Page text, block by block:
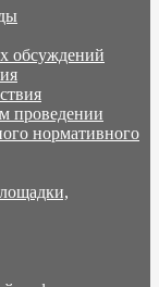
обсуждений
проведении
нормативного